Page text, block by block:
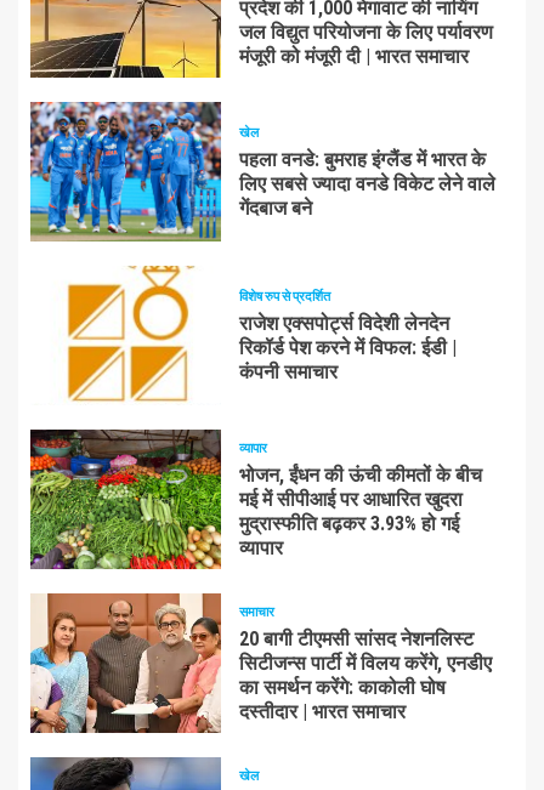
प्रदेश की 1,000 मेगावाट की नायिंग
जल विद्युत परियोजना के लिए पर्यावरण
मंजूरी को मंजूरी दी | भारत समाचार
खेल
पहला वनडे: बुमराह इंग्लैंड में भारत के
लिए सबसे ज्यादा वनडे विकेट लेने वाले
गेंदबाज बने
विशेष रुप से प्रदर्शित
राजेश एक्सपोर्ट्स विदेशी लेनदेन
रिकॉर्ड पेश करने में विफल: ईडी |
कंपनी समाचार
व्यापार
भोजन, ईंधन की ऊंची कीमतों के बीच
मई में सीपीआई पर आधारित खुदरा
मुद्रास्फीति बढ़कर 3.93% हो गई
व्यापार
समाचार
20 बागी टीएमसी सांसद नेशनलिस्ट
सिटीजन्स पार्टी में विलय करेंगे, एनडीए
का समर्थन करेंगे: काकोली घोष
दस्तीदार | भारत समाचार
खेल